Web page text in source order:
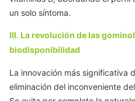
un solo síntoma.
III. La revolución de las
biodisponibilidad
La innovación más significativa
eliminación del inconveniente del